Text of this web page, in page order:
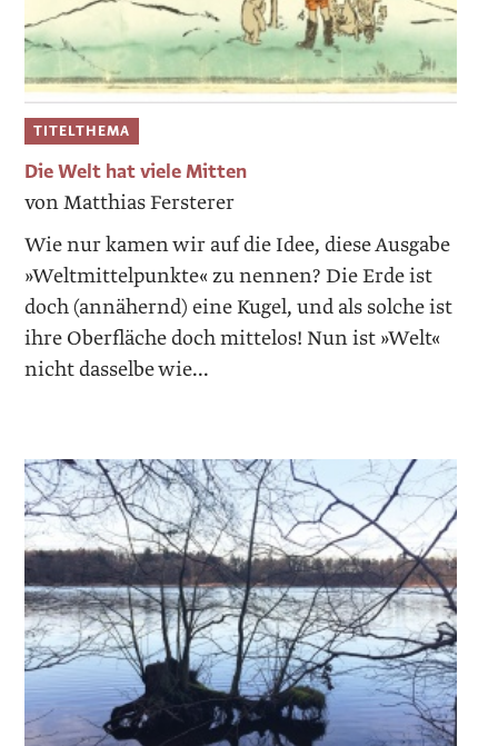
TITELTHEMA
Die Welt hat viele Mitten
von Matthias Fersterer
Wie nur kamen wir auf die Idee, diese Ausgabe
»Weltmittelpunkte« zu nennen? Die Erde ist
doch (annähernd) eine Kugel, und als solche ist
ihre Oberfläche doch mittelos! Nun ist »Welt«
nicht dasselbe wie...